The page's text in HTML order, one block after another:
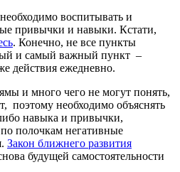
воспитывать и
привычки и навыки. Кстати,
. Конечно, не все пункты
и самый важный пункт –
действия ежедневно.
и много чего не могут понять,
поэтому необходимо объяснять
навыка и привычки,
по полочкам негативные
Закон ближнего развития
будущей самостоятельности